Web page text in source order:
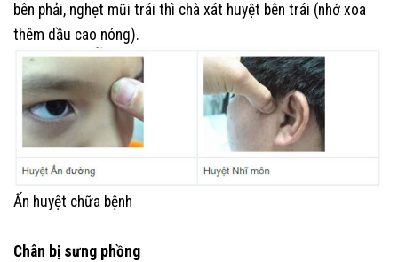
bên phải, nghẹt mũi trái thì chà xát huyệt bên trái (nhớ xoa
thêm dầu cao nóng).
Ấn huyệt chữa bệnh
Chân bị sưng phồng